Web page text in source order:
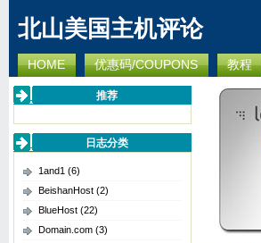
北山美国主机评论
HOME 优惠码/COUPONS 教程
推荐
日志分类
1and1 (6)
BeishanHost (2)
BlueHost (22)
Domain.com (3)